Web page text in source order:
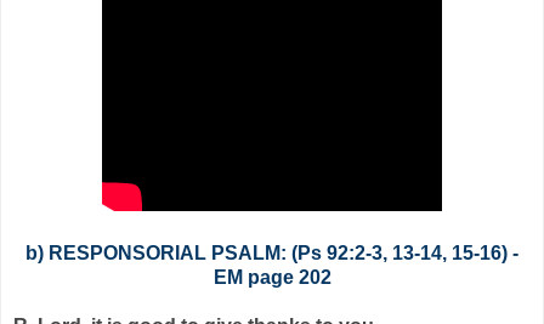
b) RESPONSORIAL PSALM: (Ps 92:2-3, 13-14, 15-16) -
EM page 202